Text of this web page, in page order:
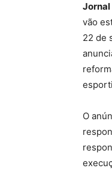
Jornal
vão
22 de
O